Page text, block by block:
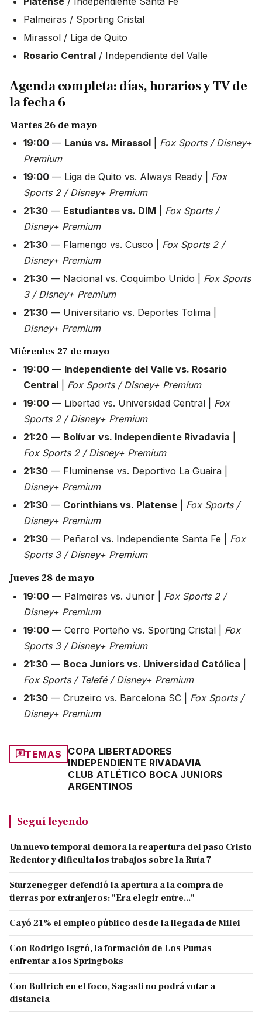
Palmeiras / Sporting Cristal
Mirassol / Liga de Quito
Rosario Central / Independiente del Valle
Agenda completa: días, horarios y TV de
la fecha 6
Martes 26 de mayo
19:00 — Lanús vs. Mirassol
Fox Sports / Disney+
Premium
19:00 — Liga de Quito vs. Always Ready | Fox
Sports 2 / Disney+ Premium
21:30 — Estudiantes vs. DIM
Fox Sports /
Disney+ Premium
21:30 — Flamengo vs. Cusco | Fox Sports 2 /
Disney+ Premium
21:30 — Nacional vs. Coquimbo Unido | Fox Sports
3 / Disney+ Premium
21:30 — Universitario vs. Deportes Tolima |
Disney+ Premium
Miércoles 27 de mayo
19:00 — Independiente del Valle vs. Rosario
Central
Fox Sports / Disney+ Premium
19:00 — Libertad vs. Universidad Central | Fox
Sports 2 / Disney+ Premium
21:20 — Bolívar vs. Independiente Rivadavia
Fox Sports 2 / Disney+ Premium
21:30 — Fluminense vs. Deportivo La Guaira |
Disney+ Premium
21:30 — Corinthians vs. Platense
Fox Sports /
Disney+ Premium
21:30 — Peñarol vs. Independiente Santa Fe | Fox
Sports 3 / Disney+ Premium
Jueves 28 de mayo
19:00 — Palmeiras vs. Junior | Fox Sports 2 /
Disney+ Premium
19:00 — Cerro Porteño vs. Sporting Cristal | Fox
Sports 3 / Disney+ Premium
21:30 — Boca Juniors vs. Universidad Católica
Fox Sports / Telefé / Disney+ Premium
21:30 — Cruzeiro vs. Barcelona SC | Fox Sports /
Disney+ Premium
TEMAS
COPA LIBERTADORES
INDEPENDIENTE RIVADAVIA
CLUB ATLÉTICO BOCA JUNIORS
ARGENTINOS
Seguí leyendo
Un nuevo temporal demora la reapertura del paso Cristo
Redentor y dificulta los trabajos sobre la Ruta 7
Sturzenegger defendió la apertura a la compra de
tierras por extranjeros: "Era elegir entre..."
Cayó 21% el empleo público desde la llegada de Milei
Con Rodrigo Isgró, la formación de Los Pumas
enfrentar a los Springboks
Con Bullrich en el foco, Sagasti no podrá votar a
distancia